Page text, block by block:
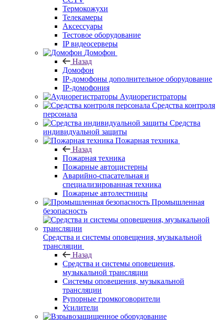
Термокожухи
Телекамеры
Аксессуары
Тестовое оборудование
IP видеосерверы
Домофон
Назад
Домофон
IP-домофоны дополнительное оборудование
IP-домофония
Аудиорегистраторы
Средства контроля
персонала
Средства
индивидуальной защиты
Пожарная техника
Назад
Пожарная техника
Пожарные автоцистерны
Аварийно-спасательная и
специализированная техника
Пожарные автолестницы
Промышленная
безопасность
Средства и системы оповещения, музыкальной
трансляции
Назад
Средства и системы оповещения,
музыкальной трансляции
Системы оповещения, музыкальной
трансляции
Рупорные громкоговорители
Усилители